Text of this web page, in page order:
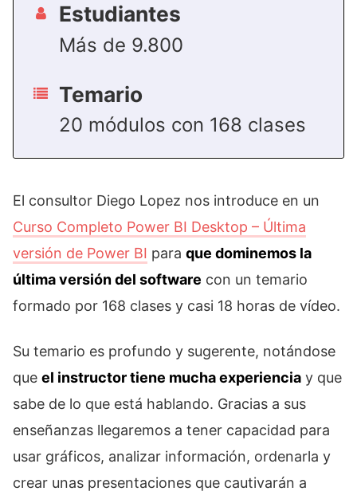
Estudiantes
Más de 9.800
Temario
20 módulos con 168 clases
El consultor Diego Lopez nos introduce en un
Curso Completo Power BI Desktop – Última
versión de Power BI para que dominemos la
última versión del software con un temario
formado por 168 clases y casi 18 horas de vídeo.
Su temario es profundo y sugerente, notándose
que el instructor tiene mucha experiencia y que
sabe de lo que está hablando. Gracias a sus
enseñanzas llegaremos a tener capacidad para
usar gráficos, analizar información, ordenarla y
crear unas presentaciones que cautivarán a